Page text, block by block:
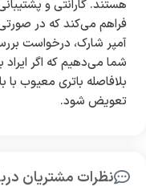
آمپر شارک، درخواست
شما می‌دهیم که اگر ایراد
بلافاصله باتری معیوب
تعویض شود.
نظرات مشتریان